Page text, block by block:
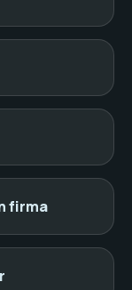
firma